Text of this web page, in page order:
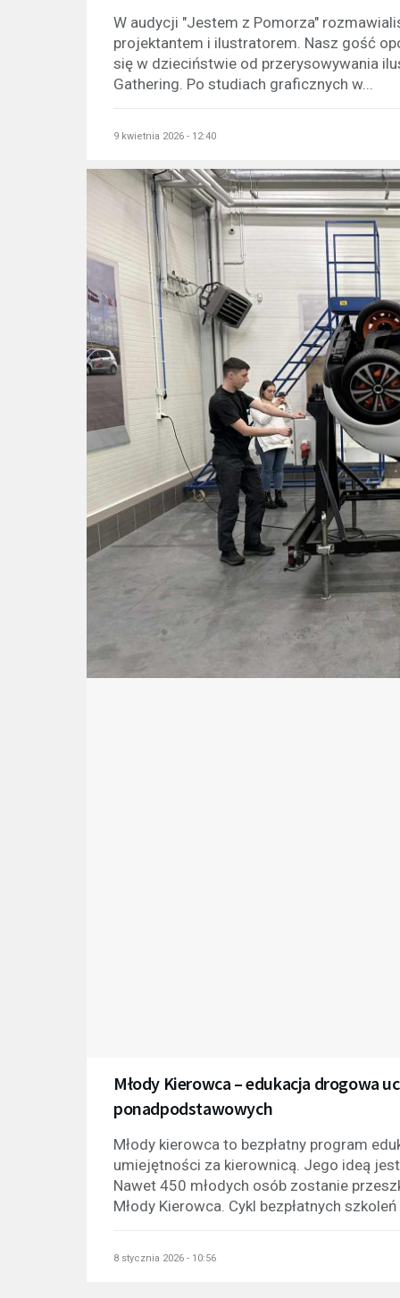
W audycji "Jestem z Pomorza"
projektantem i ilustratorem. Nasz gość
się w dzieciństwie od przerysowywania
Gathering. Po studiach graficznych w...
9 kwietnia 2026 - 12:40
Młody Kierowca – edukacja drogowa
ponadpodstawowych
Młody kierowca to bezpłatny program
umiejętności za kierownicą. Jego ideą
Nawet 450 młodych osób zostanie
Młody Kierowca. Cykl bezpłatnych szkoleń
8 stycznia 2026 - 10:56